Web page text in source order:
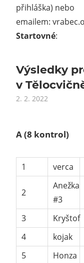
přihláška) nebo
emailem:
Startovné:
Výsledky
v
2. 2. 2022
A(8 kontrol)
1 verca
2
Anežka
#3
3 Kryštof
4
kojak
5
Honza